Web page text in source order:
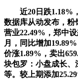
近20日跌1.18%，
数据库从动发布，粉
营业22.49%，郑中
月，同比增加
价涨1.89%，卖出
块包罗：小盘成长、
等。较上期添加